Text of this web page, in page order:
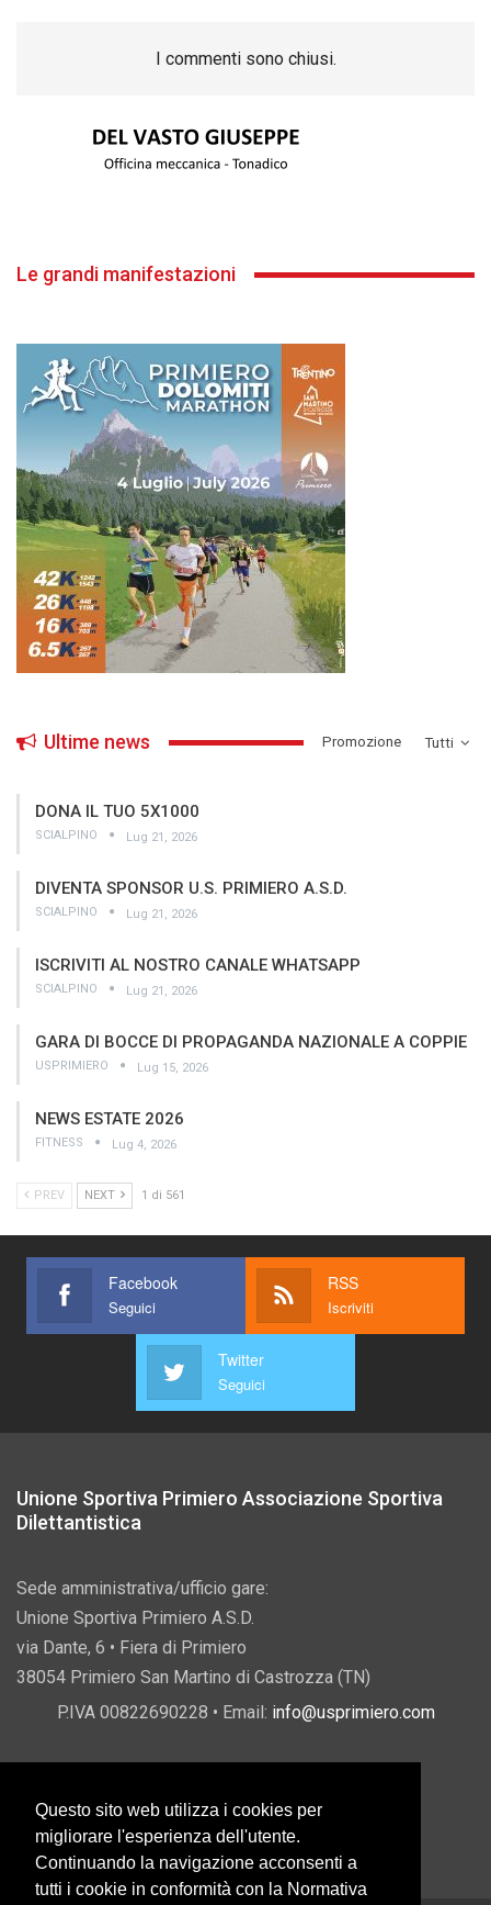
I commenti sono chiusi.
Le grandi manifestazioni
Tutti
Ultime news ­Promozione
DONA IL TUO 5X1000
SCIALPINO Lug 21, 2026
DIVENTA SPONSOR U.S. PRIMIERO A.S.D.
SCIALPINO Lug 21, 2026
ISCRIVITI AL NOSTRO CANALE WHATSAPP
SCIALPINO Lug 21, 2026
GARA DI BOCCE DI PROPAGANDA NAZIONALE A COPPIE
USPRIMIERO Lug 15, 2026
NEWS ESTATE 2026
FITNESS Lug 4, 2026
PREV NEXT 1 di 561
Facebook
Seguici
RSS
Iscriviti
Twitter
Seguici
Unione Sportiva Primiero Associazione Sportiva
Dilettantistica
Sede amministrativa/ufficio gare:
Unione Sportiva Primiero A.S.D.
via Dante, 6 • Fiera di Primiero
38054 Primiero San Martino di Castrozza (TN)
P.IVA 00822690228 • Email: info@usprimiero.com
Vantaggi da Pubblica Amministrazione
Questo sito web utilizza i cookies per
migliorare l'esperienza dell'utente.
Continuando la navigazione acconsenti a
tutti i cookie in conformità con la Normativa